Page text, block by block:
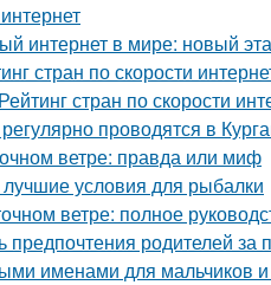
интернет в мире: новый
стран по скорости
стран по скорости
проводятся в
ветре: правда или миф
условия для рыбалки
ветре: полное
родителей за
именами для мальчиков и